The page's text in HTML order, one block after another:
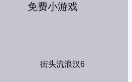
街头流浪汉6